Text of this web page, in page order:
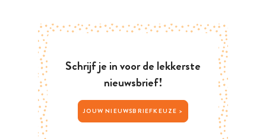
Schrijf je in voor de lekkerste
nieuwsbrief!
JOUW NIEUWSBRIEFKEUZE >